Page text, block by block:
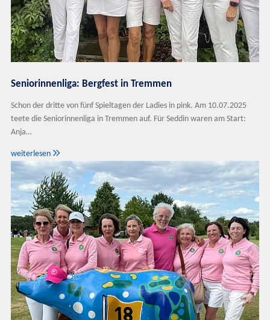
Seniorinnenliga: Bergfest in Tremmen
Schon der dritte von fünf Spieltagen der Ladies in pink. Am 10.07.2025
teete die Seniorinnenliga in Tremmen auf. Für Seddin waren am Start:
Anja…
weiterlesen 